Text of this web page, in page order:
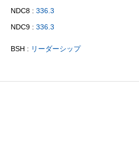
NDC8 : 336.3
NDC9 : 336.3
BSH : リーダーシップ